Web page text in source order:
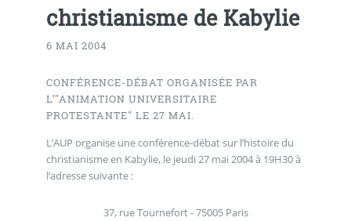
christianisme de Kabylie
6 MAI 2004
CONFÉRENCE-DÉBAT ORGANISÉE PAR
L’"ANIMATION UNIVERSITAIRE
PROTESTANTE" LE 27 MAI.
L’AUP organise une conférence-débat sur l’histoire du
christianisme en Kabylie, le jeudi 27 mai 2004 à 19H30 à
l’adresse suivante :
37, rue Tournefort - 75005 Paris